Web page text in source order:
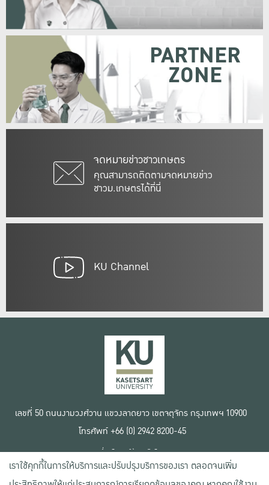
จดหมายข่าวชาวเกษตร
คุณสามารถติดตามจดหมายข่าว
ชาวม.เกษตรได้ที่นี่
PARTNER
ZONE
KU Channel
เลขที่ 50 ถนนงามวงศ์วาน แขวงลาดยาว เขตจตุจักร กรุงเทพฯ 10900
โทรศัพท์ +66 (0) 2942 8200-45
เงื่อนไขการใช้งานเว็บไซต์
ข้อตกลงด้านสิทธิ์ใช้งาน
นโยบายความเป็นส่วนตัว
เราใช้คุกกี้ในการให้บริการและปรับปรุงบริการของเรา ตลอดจนเพิ่ม